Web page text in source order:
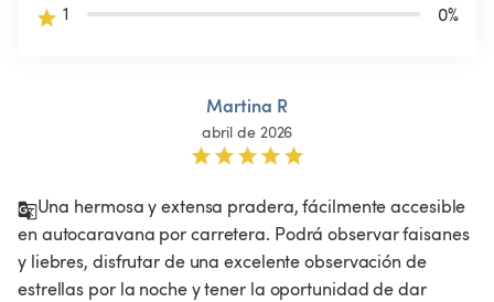
1
0%
Martina R
abril de 2026
Una hermosa y extensa pradera, fácilmente accesible
en autocaravana por carretera. Podrá observar faisanes
y liebres, disfrutar de una excelente observación de
estrellas por la noche y tener la oportunidad de dar